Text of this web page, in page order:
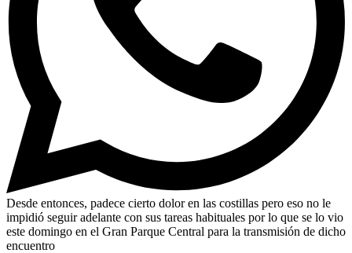
Desde entonces, padece cierto dolor en las costillas pero eso no le
impidió seguir adelante con sus tareas habituales por lo que se lo vio
este domingo en el Gran Parque Central para la transmisión de dicho
encuentro